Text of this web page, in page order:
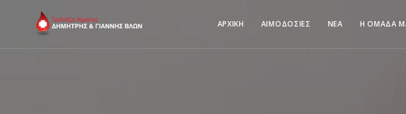
ΑΡΧΙΚΗ ΑΙΜΟΔΟΣΙΕΣ ΝΕΑ Η ΟΜΑΔΑ